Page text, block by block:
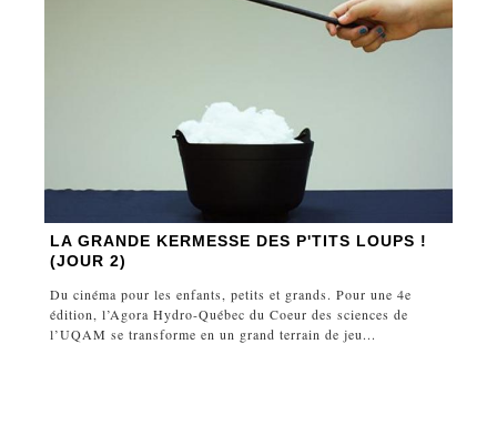
LA GRANDE KERMESSE DES P'TITS LOUPS !
(JOUR 2)
Du cinéma pour les enfants, petits et grands. Pour une 4e
édition, l’Agora Hydro-Québec du Coeur des sciences de
l’UQAM se transforme en un grand terrain de jeu...